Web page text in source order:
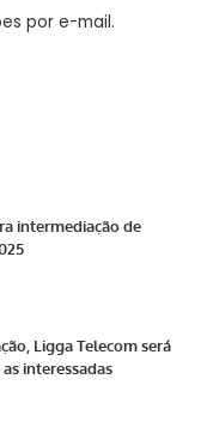
por e-mail.
intermediação de
Ligga Telecom será
interessadas